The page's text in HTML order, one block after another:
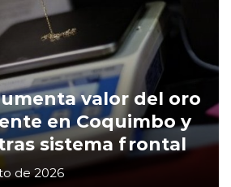
valor del oro
en Coquimbo y
sistema frontal
de 2026